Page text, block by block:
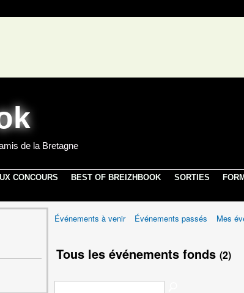
de la Bretagne
CONCOURS BEST OF BREIZHBOOK SORTIES
Événements à venir Événements passés Mes
Tous les événements fonds (2)